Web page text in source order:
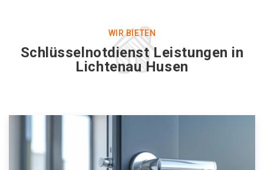
WIR BIETEN
Schlüsselnotdienst Leistungen in
Lichtenau Husen